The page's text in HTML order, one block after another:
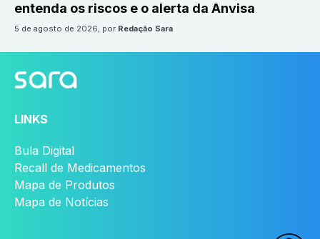
entenda os riscos e o alerta da Anvisa
5 de agosto de 2026, por Redação Sara
LINKS
Bula Digital
Recall de Medicamentos
Mapa de Produtos
Mapa de Notícias